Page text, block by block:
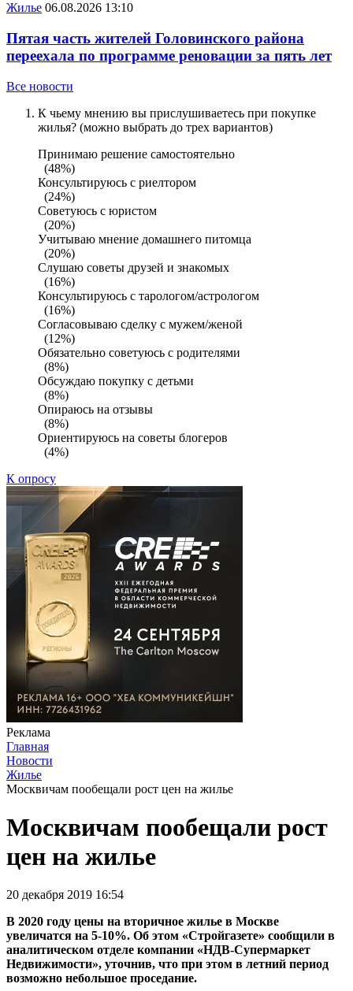
Жилье 06.08.2026 13:10
Пятая часть жителей Головинского района
переехала по программе реновации за пять лет
Все новости
К чьему мнению вы прислушиваетесь при покупке
жилья? (можно выбрать до трех вариантов)
Принимаю решение самостоятельно
(48%)
Консультируюсь с риелтором
(24%)
Советуюсь с юристом
(20%)
Учитываю мнение домашнего питомца
(20%)
Слушаю советы друзей и знакомых
(16%)
Консультируюсь с тарологом/астрологом
(16%)
Согласовываю сделку с мужем/женой
(12%)
Обязательно советуюсь с родителями
(8%)
Обсуждаю покупку с детьми
(8%)
Опираюсь на отзывы
(8%)
Ориентируюсь на советы блогеров
(4%)
К опросу
Реклама
Главная
Новости
Жилье
Москвичам пообещали рост цен на жилье
Москвичам пообещали рост
цен на жилье
20 декабря 2019 16:54
В 2020 году цены на вторичное жилье в Москве
увеличатся на 5-10%. Об этом «Стройгазете» сообщили в
аналитическом отделе компании «НДВ-Супермаркет
Недвижимости», уточнив, что при этом в летний период
возможно небольшое проседание.